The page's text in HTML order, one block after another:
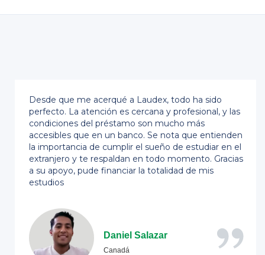
Desde que me acerqué a Laudex, todo ha sido
perfecto. La atención es cercana y profesional, y las
condiciones del préstamo son mucho más
accesibles que en un banco. Se nota que entienden
la importancia de cumplir el sueño de estudiar en el
extranjero y te respaldan en todo momento. Gracias
a su apoyo, pude financiar la totalidad de mis
estudios
Daniel Salazar
Canadá